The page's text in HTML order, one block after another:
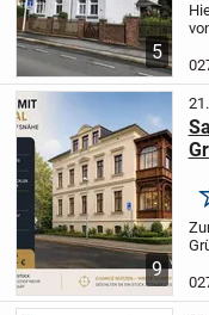
5
9